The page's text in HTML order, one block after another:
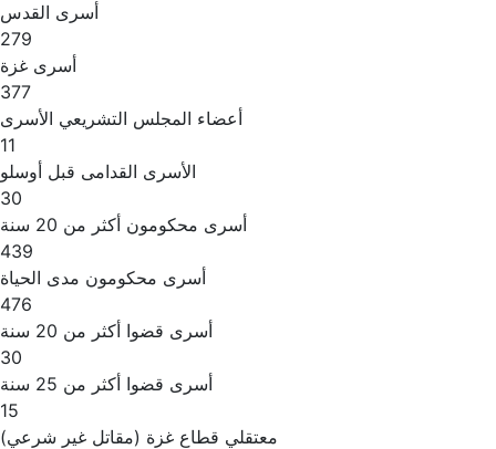
أسرى القدس
279
أسرى غزة
377
أعضاء المجلس التشريعي الأسرى
11
الأسرى القدامى قبل أوسلو
30
أسرى محكومون أكثر من 20 سنة
439
أسرى محكومون مدى الحياة
476
أسرى قضوا أكثر من 20 سنة
30
أسرى قضوا أكثر من 25 سنة
15
معتقلي قطاع غزة (مقاتل غير شرعي)